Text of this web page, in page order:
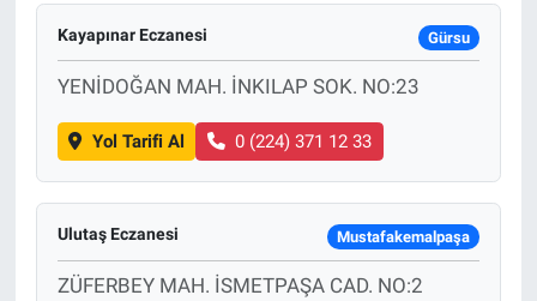
Kayapınar Eczanesi Gürsu
YENİDOĞAN MAH. İNKILAP SOK. NO:23
Yol Tarifi Al 0 (224) 371 12 33
Ulutaş Eczanesi Mustafakemalpaşa
ZÜFERBEY MAH. İSMETPAŞA CAD. NO:2